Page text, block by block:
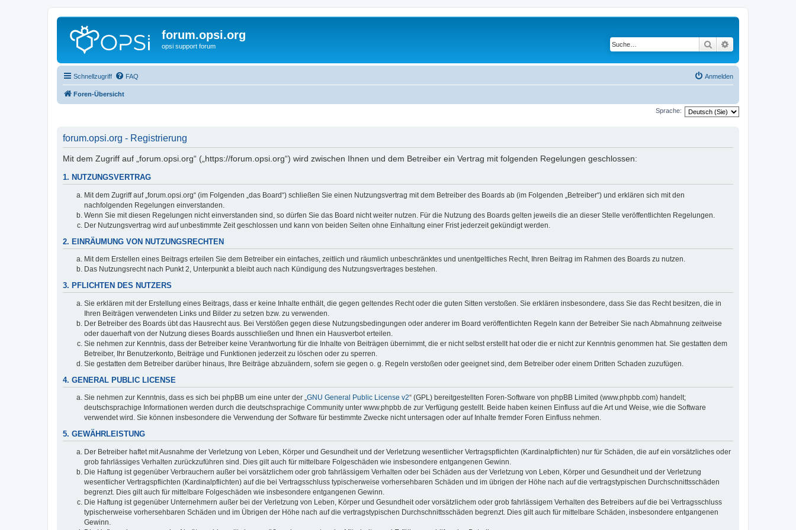
forum.opsi.org
opsi support forum Suche
Schnellzugriff FAQ Anmelden
Foren-Übersicht
Sprache:
forum.opsi.org - Registrierung
Mit dem Zugriff auf „forum.opsi.org“ („https://forum.opsi.org“) wird zwischen Ihnen und dem Betreiber ein Vertrag mit folgenden Regelungen geschlossen:
1. NUTZUNGSVERTRAG
Mit dem Zugriff auf „forum.opsi.org“ (im Folgenden „das Board“) schließen Sie einen Nutzungsvertrag mit dem Betreiber des Boards ab (im Folgenden „Betreiber“) und erklären sich mit den
nachfolgenden Regelungen einverstanden.
Wenn Sie mit diesen Regelungen nicht einverstanden sind, so dürfen Sie das Board nicht weiter nutzen. Für die Nutzung des Boards gelten jeweils die an dieser Stelle veröffentlichten Regelungen.
Der Nutzungsvertrag wird auf unbestimmte Zeit geschlossen und kann von beiden Seiten ohne Einhaltung einer Frist jederzeit gekündigt werden.
2. EINRÄUMUNG VON NUTZUNGSRECHTEN
Mit dem Erstellen eines Beitrags erteilen Sie dem Betreiber ein einfaches, zeitlich und räumlich unbeschränktes und unentgeltliches Recht, Ihren Beitrag im Rahmen des Boards zu nutzen.
Das Nutzungsrecht nach Punkt 2, Unterpunkt a bleibt auch nach Kündigung des Nutzungsvertrages bestehen.
3. PFLICHTEN DES NUTZERS
Sie erklären mit der Erstellung eines Beitrags, dass er keine Inhalte enthält, die gegen geltendes Recht oder die guten Sitten verstoßen. Sie erklären insbesondere, dass Sie das Recht besitzen, die in
Ihren Beiträgen verwendeten Links und Bilder zu setzen bzw. zu verwenden.
Der Betreiber des Boards übt das Hausrecht aus. Bei Verstößen gegen diese Nutzungsbedingungen oder anderer im Board veröffentlichten Regeln kann der Betreiber Sie nach Abmahnung zeitweise
oder dauerhaft von der Nutzung dieses Boards ausschließen und Ihnen ein Hausverbot erteilen.
Sie nehmen zur Kenntnis, dass der Betreiber keine Verantwortung für die Inhalte von Beiträgen übernimmt, die er nicht selbst erstellt hat oder die er nicht zur Kenntnis genommen hat. Sie gestatten dem
Betreiber, Ihr Benutzerkonto, Beiträge und Funktionen jederzeit zu löschen oder zu sperren.
Sie gestatten dem Betreiber darüber hinaus, Ihre Beiträge abzuändern, sofern sie gegen o. g. Regeln verstoßen oder geeignet sind, dem Betreiber oder einem Dritten Schaden zuzufügen.
4. GENERAL PUBLIC LICENSE
Sie nehmen zur Kenntnis, dass es sich bei phpBB um eine unter der „GNU General Public License v2“ (GPL) bereitgestellten Foren-Software von phpBB Limited (www.phpbb.com) handelt;
deutschsprachige Informationen werden durch die deutschsprachige Community unter www.phpbb.de zur Verfügung gestellt. Beide haben keinen Einfluss auf die Art und Weise, wie die Software
verwendet wird. Sie können insbesondere die Verwendung der Software für bestimmte Zwecke nicht untersagen oder auf Inhalte fremder Foren Einfluss nehmen.
5. GEWÄHRLEISTUNG
Der Betreiber haftet mit Ausnahme der Verletzung von Leben, Körper und Gesundheit und der Verletzung wesentlicher Vertragspflichten (Kardinalpflichten) nur für Schäden, die auf ein vorsätzliches oder
grob fahrlässiges Verhalten zurückzuführen sind. Dies gilt auch für mittelbare Folgeschäden wie insbesondere entgangenen Gewinn.
Die Haftung ist gegenüber Verbrauchern außer bei vorsätzlichem oder grob fahrlässigem Verhalten oder bei Schäden aus der Verletzung von Leben, Körper und Gesundheit und der Verletzung
wesentlicher Vertragspflichten (Kardinalpflichten) auf die bei Vertragsschluss typischerweise vorhersehbaren Schäden und im übrigen der Höhe nach auf die vertragstypischen Durchschnittsschäden
begrenzt. Dies gilt auch für mittelbare Folgeschäden wie insbesondere entgangenen Gewinn.
Die Haftung ist gegenüber Unternehmern außer bei der Verletzung von Leben, Körper und Gesundheit oder vorsätzlichem oder grob fahrlässigem Verhalten des Betreibers auf die bei Vertragsschluss
typischerweise vorhersehbaren Schäden und im Übrigen der Höhe nach auf die vertragstypischen Durchschnittsschäden begrenzt. Dies gilt auch für mittelbare Schäden, insbesondere entgangenen
Gewinn.